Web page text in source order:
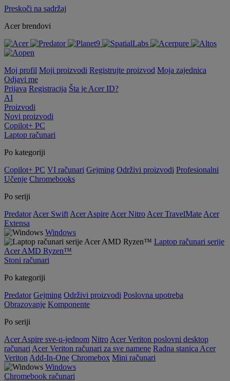
Preskoči na sadržaj
Acer brendovi
Moj profil Moji proizvodi Registrujte proizvod Moja zajednica
Odjavi me
Prijava Registracija Šta je Acer ID?
AI
Proizvodi
Novi proizvodi
Copilot+ PC
Laptop računari
Po kategoriji
Copilot+ PC VI računari Gejming Održivi proizvodi Profesionalni
Učenje Chromebooks
Po seriji
Predator Acer Swift Acer Aspire Acer Nitro Acer TravelMate Acer
Extensa
Windows
Laptop računari serije
Acer AMD Ryzen™
Stoni računari
Po kategoriji
Predator Gejming Održivi proizvodi Poslovna upotreba
Obrazovanje Komponente
Po seriji
Acer Aspire sve-u-jednom Nitro Acer Veriton poslovni desktop
računari Acer Veriton računari za sve namene Radna stanica Acer
Veriton Add-In-One Chromebox Mini računari
Windows
Chromebook računari